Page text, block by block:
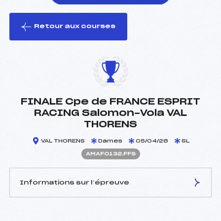
le ski
Retour aux courses
FINALE Cpe de FRANCE ESPRIT
RACING Salomon-Vola VAL
THORENS
VAL THORENS Dames 05/04/26 SL
AMAF0132.FFS
Informations sur l’épreuve